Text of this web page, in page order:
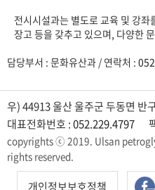
전시시설과는 별도로 교육 및 강
장고 등을 갖추고 있으며, 다양한
담당부서 : 문화유산과 / 연락처 :
우) 44913 울산 울주군 두동면 반
대표전화번호 :052.229.4797
copyrights ⓒ 2019. Ulsan
rights reserved.
개인정보보호정책